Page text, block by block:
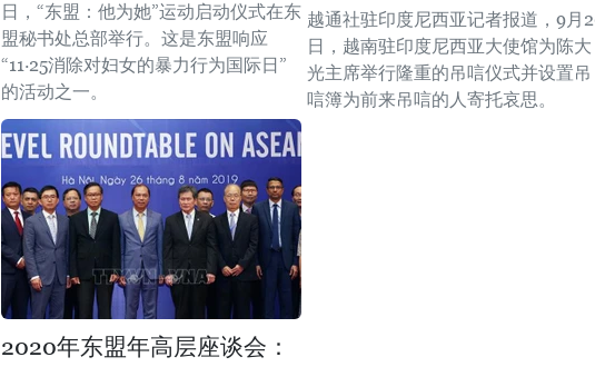
日，“东盟：他为她”运动启动仪式在东
盟秘书处总部举行。这是东盟响应
“11·25消除对妇女的暴力行为国际日”
的活动之一。
越通社驻印度尼西亚记者报道，9月
日，越南驻印度尼西亚大使馆为陈大
光主席举行隆重的吊唁仪式并设置吊
唁簿为前来吊唁的人寄托哀思。
2020年东盟年高层座谈会：